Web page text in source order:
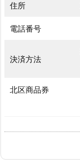
住所
電話番号
決済方法
北区商品券